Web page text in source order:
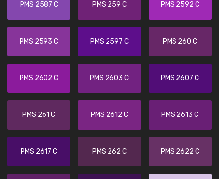
PMS 2587 C PMS 259 C PMS 2592 C
PMS 2593 C PMS 2597 C PMS 260 C
PMS 2602 C PMS 2603 C PMS 2607 C
PMS 261 C PMS 2612 C PMS 2613 C
PMS 2617 C PMS 262 C PMS 2622 C